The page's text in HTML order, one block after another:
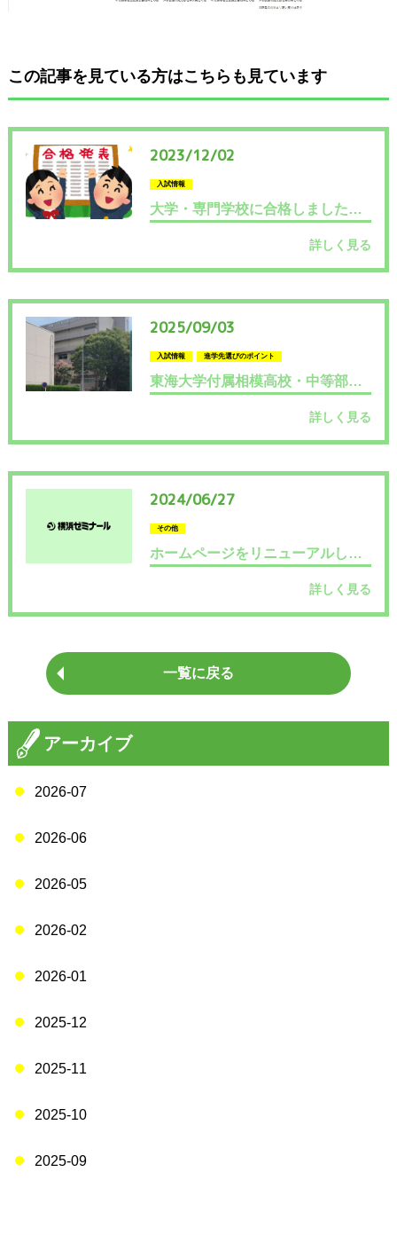
この記事を見ている方はこちらも見ています
2023/12/02
入試情報
大学・専門学校に合格しました！（推薦・総合型選抜）
詳しく見る
2025/09/03
入試情報 進学先選びのポイント
東海大学付属相模高校・中等部の説明会に参加しました！2025
詳しく見る
2024/06/27
その他
ホームページをリニューアルしました
詳しく見る
一覧に戻る
アーカイブ
2026-07
2026-06
2026-05
2026-02
2026-01
2025-12
2025-11
2025-10
2025-09